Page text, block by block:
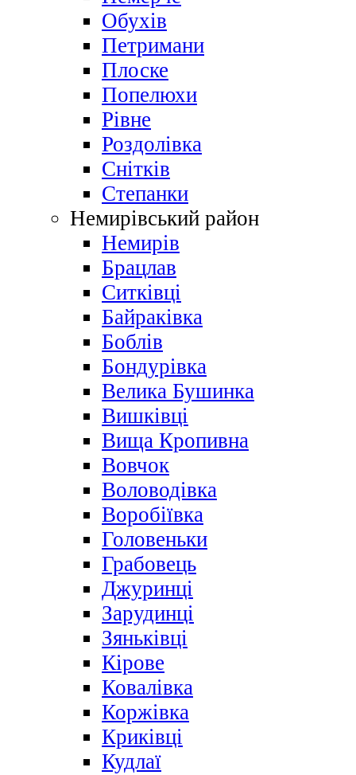
Обухів
Петримани
Плоске
Попелюхи
Рівне
Роздолівка
Снітків
Степанки
Немирівський район
Немирів
Брацлав
Ситківці
Байраківка
Боблів
Бондурівка
Велика Бушинка
Вишківці
Вища Кропивна
Вовчок
Воловодівка
Воробіївка
Головеньки
Грабовець
Джуринці
Зарудинці
Зяньківці
Кірове
Ковалівка
Коржівка
Криківці
Кудлаї